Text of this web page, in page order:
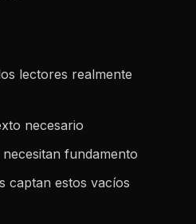
lectores realmente
necesario
fundamento
captan estos vacíos